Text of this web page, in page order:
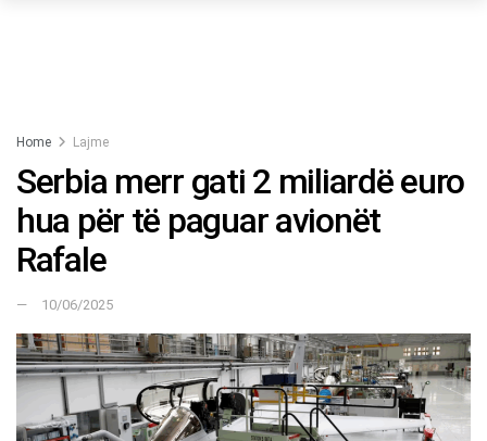
Home Lajme
Serbia merr gati 2 miliardë euro
hua për të paguar avionët
Rafale
10/06/2025